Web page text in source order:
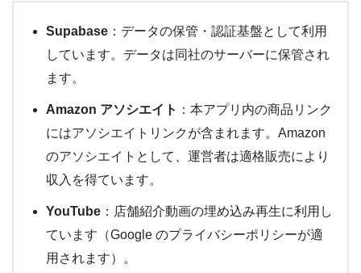
Supabase ：データの保管・認証基盤として利用
しています。データは同社のサーバーに保管され
ます。
Amazon アソシエイト ：本アプリ内の商品リンク
にはアソシエイトリンクが含まれます。Amazon
のアソシエイトとして、運営者は適格販売により
収入を得ています。
YouTube ：店舗紹介動画の埋め込み再生に利用し
ています（Google のプライバシーポリシーが適
用されます）。